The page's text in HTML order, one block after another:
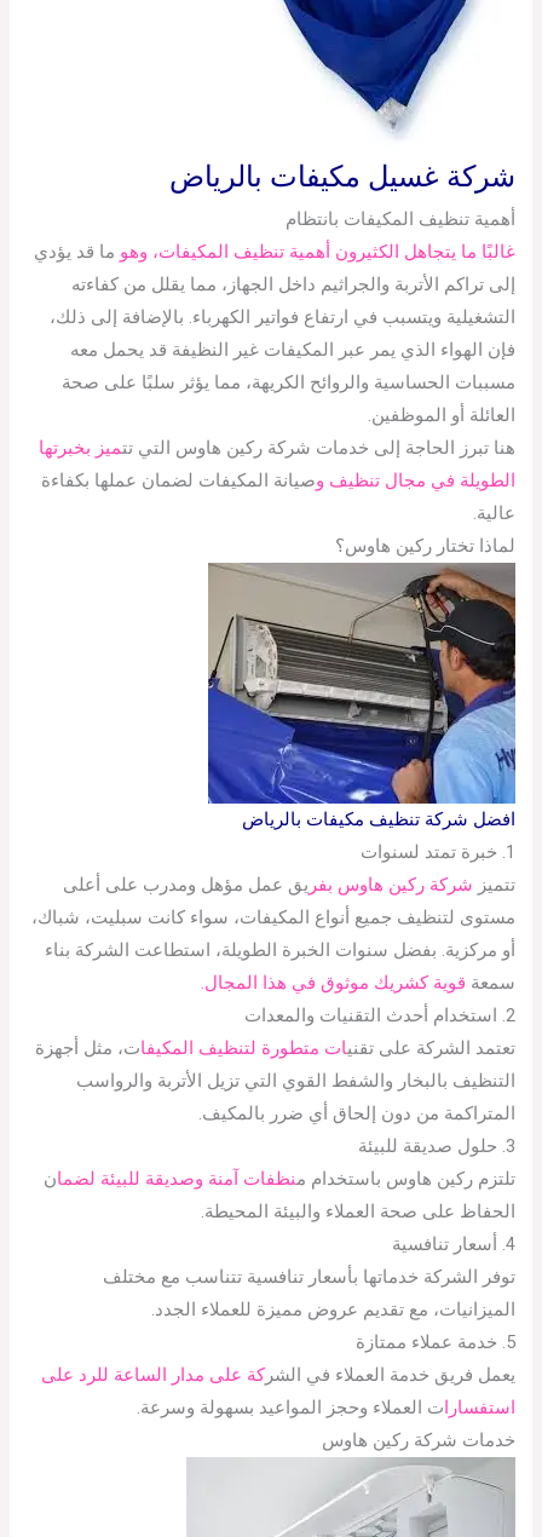
شركة غسيل مكيفات بالرياض
أهمية تنظيف المكيفات بانتظام
غالبًا ما يتجاهل الكثيرون أهمية تنظيف المكيفات، وهو ما قد يؤدي
إلى تراكم الأتربة والجراثيم داخل الجهاز، مما يقلل من كفاءته
التشغيلية ويتسبب في ارتفاع فواتير الكهرباء. بالإضافة إلى ذلك،
فإن الهواء الذي يمر عبر المكيفات غير النظيفة قد يحمل معه
مسببات الحساسية والروائح الكريهة، مما يؤثر سلبًا على صحة
العائلة أو الموظفين.
هنا تبرز الحاجة إلى خدمات شركة ركين هاوس التي تتميز بخبرتها
الطويلة في مجال تنظيف وصيانة المكيفات لضمان عملها بكفاءة
عالية.
لماذا تختار ركين هاوس؟
افضل شركة تنظيف مكيفات بالرياض
1. خبرة تمتد لسنوات
تتميز شركة ركين هاوس بفر يق عمل مؤهل ومدرب على أعلى
مستوى لتنظيف جميع أنواع المكيفات، سواء كانت سبليت، شباك،
أو مركزية. بفضل سنوات الخبرة الطويلة، استطاعت الشركة بناء
سمعة قوية كشريك موثوق في هذا المجال.
2. استخدام أحدث التقنيات والمعدات
تعتمد الشركة على تقنيات متطورة لتنظيف المكيفات، مثل أجهزة
التنظيف بالبخار والشفط القوي التي تزيل الأتربة والرواسب
المتراكمة من دون إلحاق أي ضرر بالمكيف.
3. حلول صديقة للبيئة
تلتزم ركين هاوس باستخدام منظفات آمنة وصديقة للبيئة لضمان
الحفاظ على صحة العملاء والبيئة المحيطة.
4. أسعار تنافسية
توفر الشركة خدماتها بأسعار تنافسية تتناسب مع مختلف
الميزانيات، مع تقديم عروض مميزة للعملاء الجدد.
5. خدمة عملاء ممتازة
يعمل فريق خدمة العملاء في الشركة على مدار الساعة للرد على
استفسارات العملاء وحجز المواعيد بسهولة وسرعة.
خدمات شركة ركين هاوس